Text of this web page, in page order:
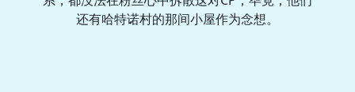
还有哈特诺村的那间小屋作为念想。